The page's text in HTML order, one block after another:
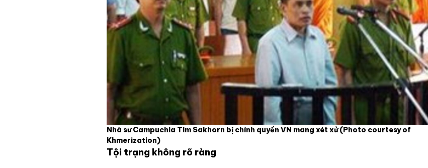
Nhà sư Campuchia Tim Sakhorn bị chính quyền VN mang xét xử(Photo courtesy of
Khmerization)
Tội trạng không rõ ràng